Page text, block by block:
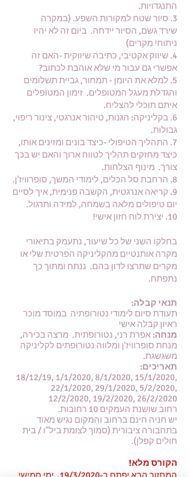
התנגדויות.
3. סיור שטח למקורות השפע. (במקרה
שירד גשם, הסיור יידחה. ביום זה לא יהיו
ניתוחי מקרים)
4. שיווק אקטיבי, כתיבה שיווקית -האם זה
אפשרי גם עבור מי שלא אוהבת לכתוב?
5. למלא את היומן - תמחור, גביית תשלומים
והגדלת מעגל המטופלים. זימון המטופלים
איתם תוכלי להצליח.
6. בקליניקה: הגנות, טיהור אנרגטי, צינור ריפוי,
גבולות.
7. התהליך הטיפולי -כיצד בונים ומזינים אותו,
כיצד מחזקים תהליך לטווח ארוך והאם יש בכך
צורך. מינוף הצלחות.
8. הרחבת סל הכלים, לימודי המשך, סופרוויז'ן.
9. קריאה אנרגטית, הקשבה פנימית, איך לסיים
יום טיפולים מלאה בשמחה, למידה ותרגול.
10. יצירת לוח חזון אישי!
בחלקו השני של כל שיעור, נתעמק בתיאורי
מקרה אותנטיים מהקליניקה הפרטית שלי או
מקרים שתרצו לדון בהם. ננתח ומתוך כך
נתפתח.
תנאי קבלה:
תעודת סיום לימודי נטורופתיה במוסד מוכר
ראיון קבלה אישי
מנחה: אפרת רני, נטורופתית. מרצה בכירה,
מנחת סופרוויז'ן ומלווה נטורופתים לקליניקה
משגשגת.
:תאריכים
18/12/19, 1/1/2020, 8/1/2020, 15/1/2020,
22/1/2020, 29/1/2020, 5/2/2020,
12/2/2020, 19/2/2020, 26/2/2020
רחוב שושנת העמקים 10 רחובות.
יש חניה חינם ברחוב והמקום נגיש מאוד
בתחבורה ציבורית (סמוך לצומת ביל"ו / בית
חולים קפלן).
הקורס מלא!